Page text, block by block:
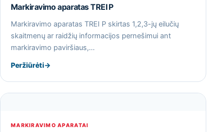
Markiravimo aparatas TREI P
Markiravimo aparatas TREI P skirtas 1,2,3-jų eilučių
skaitmenų ar raidžių informacijos pernešimui ant
markiravimo paviršiaus,…
Peržiūrėti→
MARKIRAVIMO APARATAI